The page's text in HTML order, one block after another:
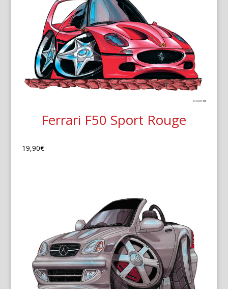
Ferrari F50 Sport Rouge
19,90€